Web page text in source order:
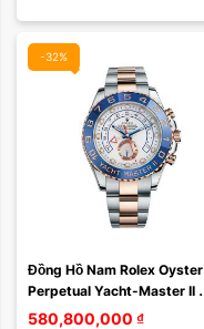
-32%
Đồng Hồ Nam Rolex Oyster
Perpetual Yacht-Master II
116681
580,800,000 ₫